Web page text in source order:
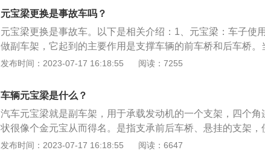
1、副厂件：副厂件的模具不是原厂的标准件，有些尺寸稍微
偏差，这个影响不是最大。最大的是副厂件的材质比不上原厂
薄。2、定位参数没做好：元宝梁是一个承载体，上面连接的
机、减震器、摆臂、稳定杆等等一些部件。更换元宝梁时这些
所以更换元宝梁后必须做四轮定位。若四轮定位参数没做好一
能涉及到更换元宝梁的事故都不会是小事故。这个时候钣金的
尺寸没卡好，不单单影响元宝梁的安装，更是影响整个悬挂系
元宝梁更换是事故车吗？
元宝梁更换是事故车。以下是相关介绍：1、元宝梁：车子使
做副车架，它起到的主要作用是支撑车辆的前车桥和后车桥。
或更换时，会对车辆的行驶稳定性造成一定的影响。2、事故
分进入到了驾驶室；车辆的气囊被弹出，机动车辆出现了切割
于事故车辆。
发布时间：2023-07-17 16:18:55 阅读：7255
车辆元宝梁是什么？
汽车元宝梁就是副车架，用于承载发动机的一个支架，四个角
状很像个金元宝从而得名。是指支承前后车桥、悬挂的支架，
它再与"正车架"相连的装置，安装后可以阻隔振动和噪声，减
发布时间：2023-07-17 16:18:55 阅读：6647